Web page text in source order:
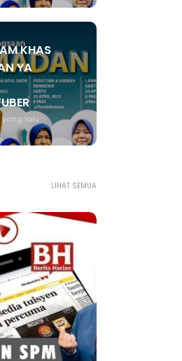
KHAS
YA
yang lalu
LIHAT SEMUA